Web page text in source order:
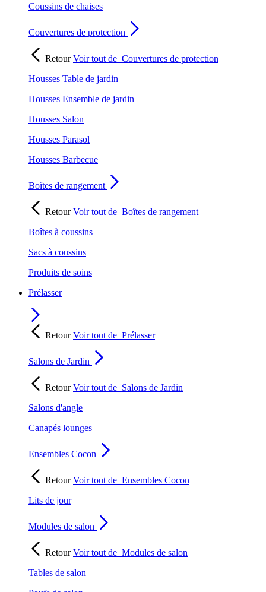
Coussins de chaises
Couvertures de protection
RetourVoir tout de Couvertures de protection
Housses Table de jardin
Housses Ensemble de jardin
Housses Salon
Housses Parasol
Housses Barbecue
Boîtes de rangement
RetourVoir tout de Boîtes de rangement
Boîtes à coussins
Sacs à coussins
Produits de soins
Prélasser
RetourVoir tout de Prélasser
Salons de Jardin
RetourVoir tout de Salons de Jardin
Salons d'angle
Canapés lounges
Ensembles Cocon
RetourVoir tout de Ensembles Cocon
Lits de jour
Modules de salon
RetourVoir tout de Modules de salon
Tables de salon